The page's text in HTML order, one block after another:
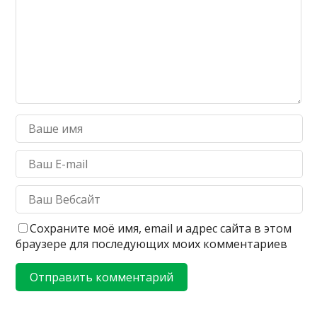
Сохраните моё имя, email и адрес сайта в этом
браузере для последующих моих комментариев